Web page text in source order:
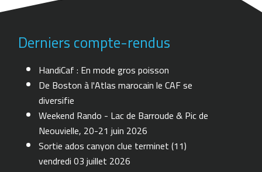
Derniers compte-rendus
HandiCaf : En mode gros poisson
De Boston à l'Atlas marocain le CAF se
diversifie
Weekend Rando - Lac de Barroude & Pic de
Neouvielle, 20-21 juin 2026
Sortie ados canyon clue terminet (11)
vendredi 03 juillet 2026